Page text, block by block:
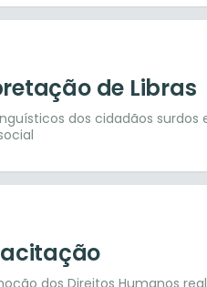
de Libras
dos cidadãos
dos Direitos Humanos